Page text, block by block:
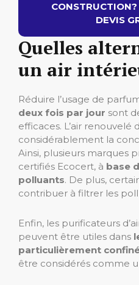
DEVIS
Quelles
un air
Réduire l’usage de
deux fois par jour sont
efficaces. L’air renouvelé
considérablement la
Ainsi, plusieurs marques
certifiés Ecocert, à base
polluants. De plus,
contribuer à filtrer les
Enfin, les purificateurs
peuvent être utiles dans
particulièrement
être considérés comme